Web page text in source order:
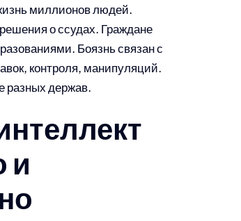
миллионов людей.
о ссудах. Граждане
Боязнь связан с
контроля, манипуляций.
разных держав.
и